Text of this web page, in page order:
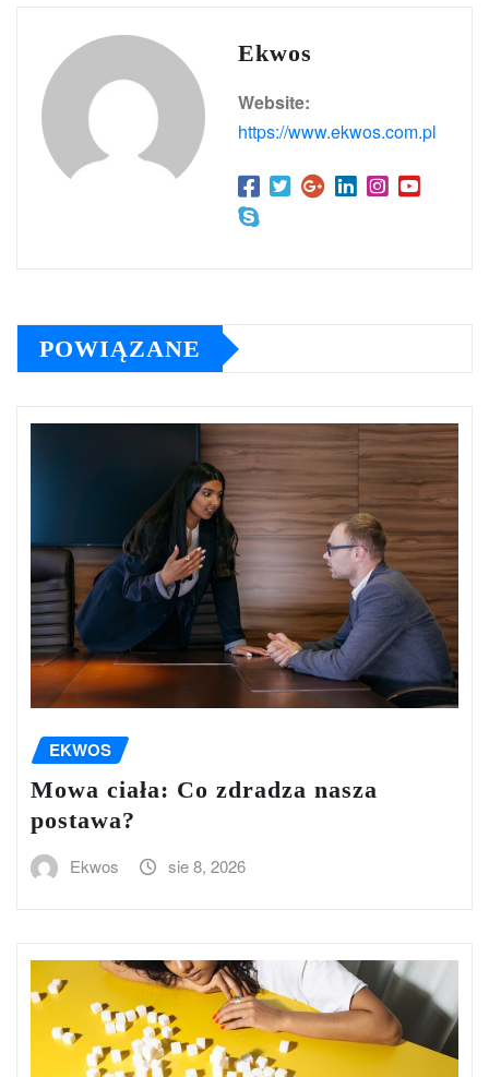
Ekwos
Website:
https://www.ekwos.com.pl
POWIĄZANE
EKWOS
Mowa ciała: Co zdradza nasza
postawa?
Ekwos sie 8, 2026